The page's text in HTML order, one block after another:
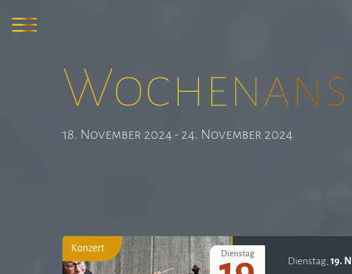
18. November 2024 - 24. November 2024
Konzert Dienstag
Dienstag, 19.